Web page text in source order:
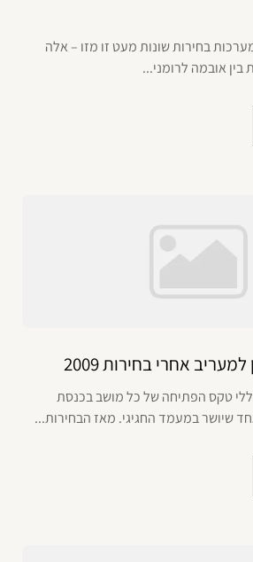
בחירות שונות מעט זו מזו – אלה
אובמה לרומני...
אחרי בחירות 2009
טקס הפתיחה של כל מושב בכנסת
שיושר במעמד החגיגי. מאז הבחירות...